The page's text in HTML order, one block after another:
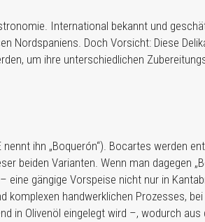
International bekannt und
Nordspaniens. Doch Vorsicht: Diese
um ihre unterschiedlichen
ihn „Boquerón“). Bocartes werden
beiden Varianten. Wenn man dagegen
gängige Vorspeise nicht nur in
komplexen handwerklichen Prozesses,
in Olivenöl eingelegt wird –, wodurch